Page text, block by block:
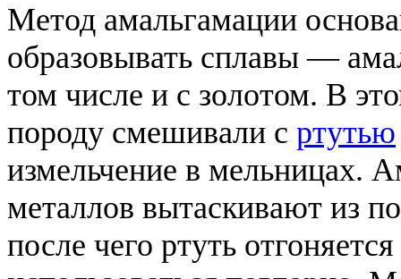
Метод амальгамации
образовывать сплавы —
том числе и с золотом. В
породу смешивали с ртутью
измельчение в мельницах.
металлов вытаскивают из
после чего ртуть